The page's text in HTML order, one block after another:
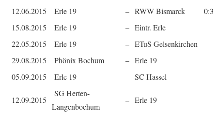
12.06.2015 Erle 19 – RWW Bismarck
0:3
15.08.2015
Erle 19 – Eintr. Erle
22.05.2015
Erle 19 – ETuS Gelsenkirchen
29.08.2015
Phönix Bochum – Erle 19
05.09.2015
Erle 19 – SC Hassel
12.09.2015
SG Herten-
Langenbochum
– Erle 19